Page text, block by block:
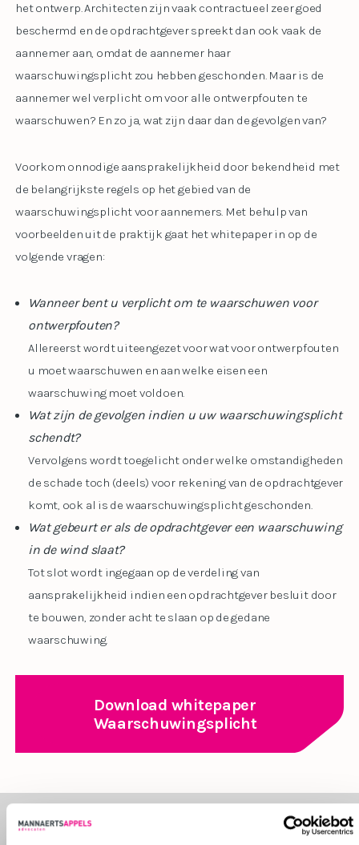
het ontwerp. Architecten zijn vaak contractueel zeer goed
beschermd en de opdrachtgever spreekt dan ook vaak de
aannemer aan, omdat de aannemer haar
waarschuwingsplicht zou hebben geschonden. Maar is de
aannemer wel verplicht om voor alle ontwerpfouten te
waarschuwen? En zo ja, wat zijn daar dan de gevolgen van?
Voorkom onnodige aansprakelijkheid door bekendheid met
de belangrijkste regels op het gebied van de
waarschuwingsplicht voor aannemers. Met behulp van
voorbeelden uit de praktijk gaat het whitepaper in op de
volgende vragen:
Wanneer bent u verplicht om te waarschuwen voor
ontwerpfouten?
Allereerst wordt uiteengezet voor wat voor ontwerpfouten
u moet waarschuwen en aan welke eisen een
waarschuwing moet voldoen.
Wat zijn de gevolgen indien u uw waarschuwingsplicht
schendt?
Vervolgens wordt toegelicht onder welke omstandigheden
de schade toch (deels) voor rekening van de opdrachtgever
komt, ook al is de waarschuwingsplicht geschonden.
Wat gebeurt er als de opdrachtgever een waarschuwing
in de wind slaat?
Tot slot wordt ingegaan op de verdeling van
aansprakelijkheid indien een opdrachtgever besluit door
te bouwen, zonder acht te slaan op de gedane
waarschuwing.
Download whitepaper
Waarschuwingsplicht